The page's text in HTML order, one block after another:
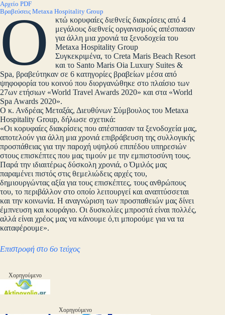
Αρχείο PDF
Βραβεύσεις Metaxa Hospitality Group
Ο
κτώ κορυφαίες διεθνείς διακρίσεις από 4
μεγάλους διεθνείς οργανισμούς απέσπασαν
για άλλη μια χρονιά τα ξενοδοχεία του
Metaxa Hospitality Group
Συγκεκριμένα, το Creta Maris Beach Resort
και το Santo Maris Oia Luxury Suites &
Spa, βραβεύτηκαν σε 6 κατηγορίες βραβείων μέσα από
ψηφοφορία του κοινού που διοργανώθηκε στο πλαίσιο των
27ων ετήσιων «World Travel Awards 2020» και στα «World
Spa Awards 2020».
Ο κ. Ανδρέας Μεταξάς, Διευθύνων Σύμβουλος του Metaxa
Hospitality Group, δήλωσε σχετικά:
«Οι κορυφαίες διακρίσεις που απέσπασαν τα ξενοδοχεία μας,
αποτελούν για άλλη μια χρονιά επιβράβευση της συλλογικής
προσπάθειας για την παροχή υψηλού επιπέδου υπηρεσιών
στους επισκέπτες που μας τιμούν με την εμπιστοσύνη τους.
Παρά την ιδιαιτέρως δύσκολη χρονιά, ο Όμιλός μας
παραμένει πιστός στις θεμελιώδεις αρχές του,
δημιουργώντας αξία για τους επισκέπτες, τους ανθρώπους
του, το περιβάλλον στο οποίο λειτουργεί και αναπτύσσεται
και την κοινωνία. Η αναγνώριση των προσπαθειών μας δίνει
έμπνευση και κουράγιο. Οι δυσκολίες μπροστά είναι πολλές,
αλλά είναι χρέος μας να κάνουμε ό,τι μπορούμε για να τα
καταφέρουμε».
Επιστροφή στο 6ο τεύχος
Χορηγούμενο
Χορηγούμενο